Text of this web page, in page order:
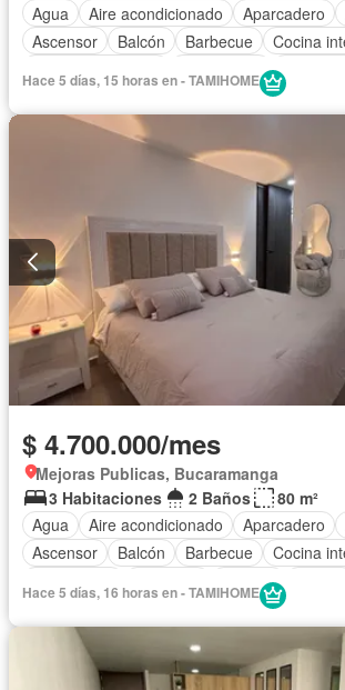
Agua
Aire acondicionado Aparcadero
Ascensor
Balcón Barbecue
Cocina
Gimnasio
Sauna
Permite niños
Hace 5 días, 15 horas en - TAMIHOME
$ 4.700.000/mes
Mejoras Publicas, Bucaramanga
3 Habitaciones
2 Baños
80 m²
Agua
Aire acondicionado Aparcadero
Ascensor
Balcón Barbecue
Cocina
Internet
Vista
Permite niños
Hace 5 días, 16 horas en - TAMIHOME